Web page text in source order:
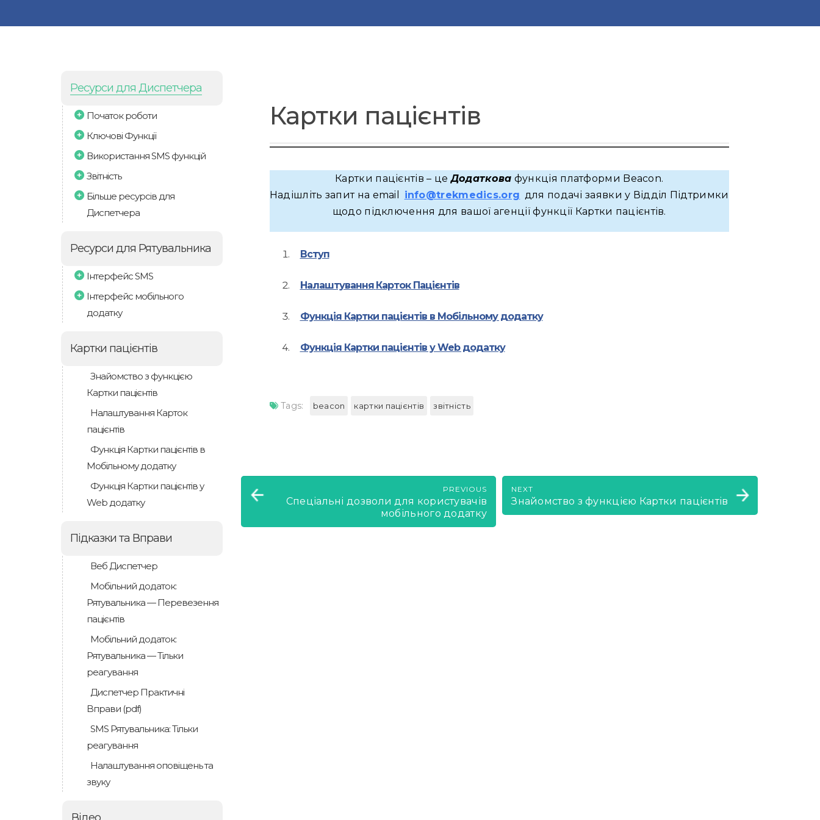
Ресурси для Диспетчера
Початок роботи
Ключові Функції
Використання SMS функцій
Звітність
Більше ресурсів для
Диспетчера
Ресурси для Рятувальника
Інтерфейс SMS
Інтерфейс мобільного
додатку
Картки пацієнтів
Знайомство з функцією
Картки пацієнтів
Налаштування Карток
пацієнтів
Функція Картки пацієнтів в
Мобільному додатку
Функція Картки пацієнтів у
Web додатку
Підказки та Вправи
Веб Диспетчер
Мобільний додаток:
Рятувальника — Перевезення
пацієнтів
Мобільний додаток:
Рятувальника — Тільки
реагування
Диспетчер Практичні
Bправи (pdf)
SMS Рятувальника: Тільки
реагування
Налаштування оповіщень та
звуку
Картки пацієнтів
Картки пацієнтів – цеДодаткова функція платформи Beacon.
Надішліть запит на email
info@trekmedics.org для подачі заявки у Відділ Підтримки
щодо підключення для вашої агенції функції Картки пацієнтів.
Вступ
Налаштування Карток Пацієнтів
Функція Картки пацієнтів в Мобільному додатку
Функція Картки пацієнтів у Web додатку
Tags: beacon картки пацієнтів звітність
PREVIOUS
Спеціальні дозволи для користувачів
мобільного додатку
NEXT
Знайомство з функцією Картки пацієнтів